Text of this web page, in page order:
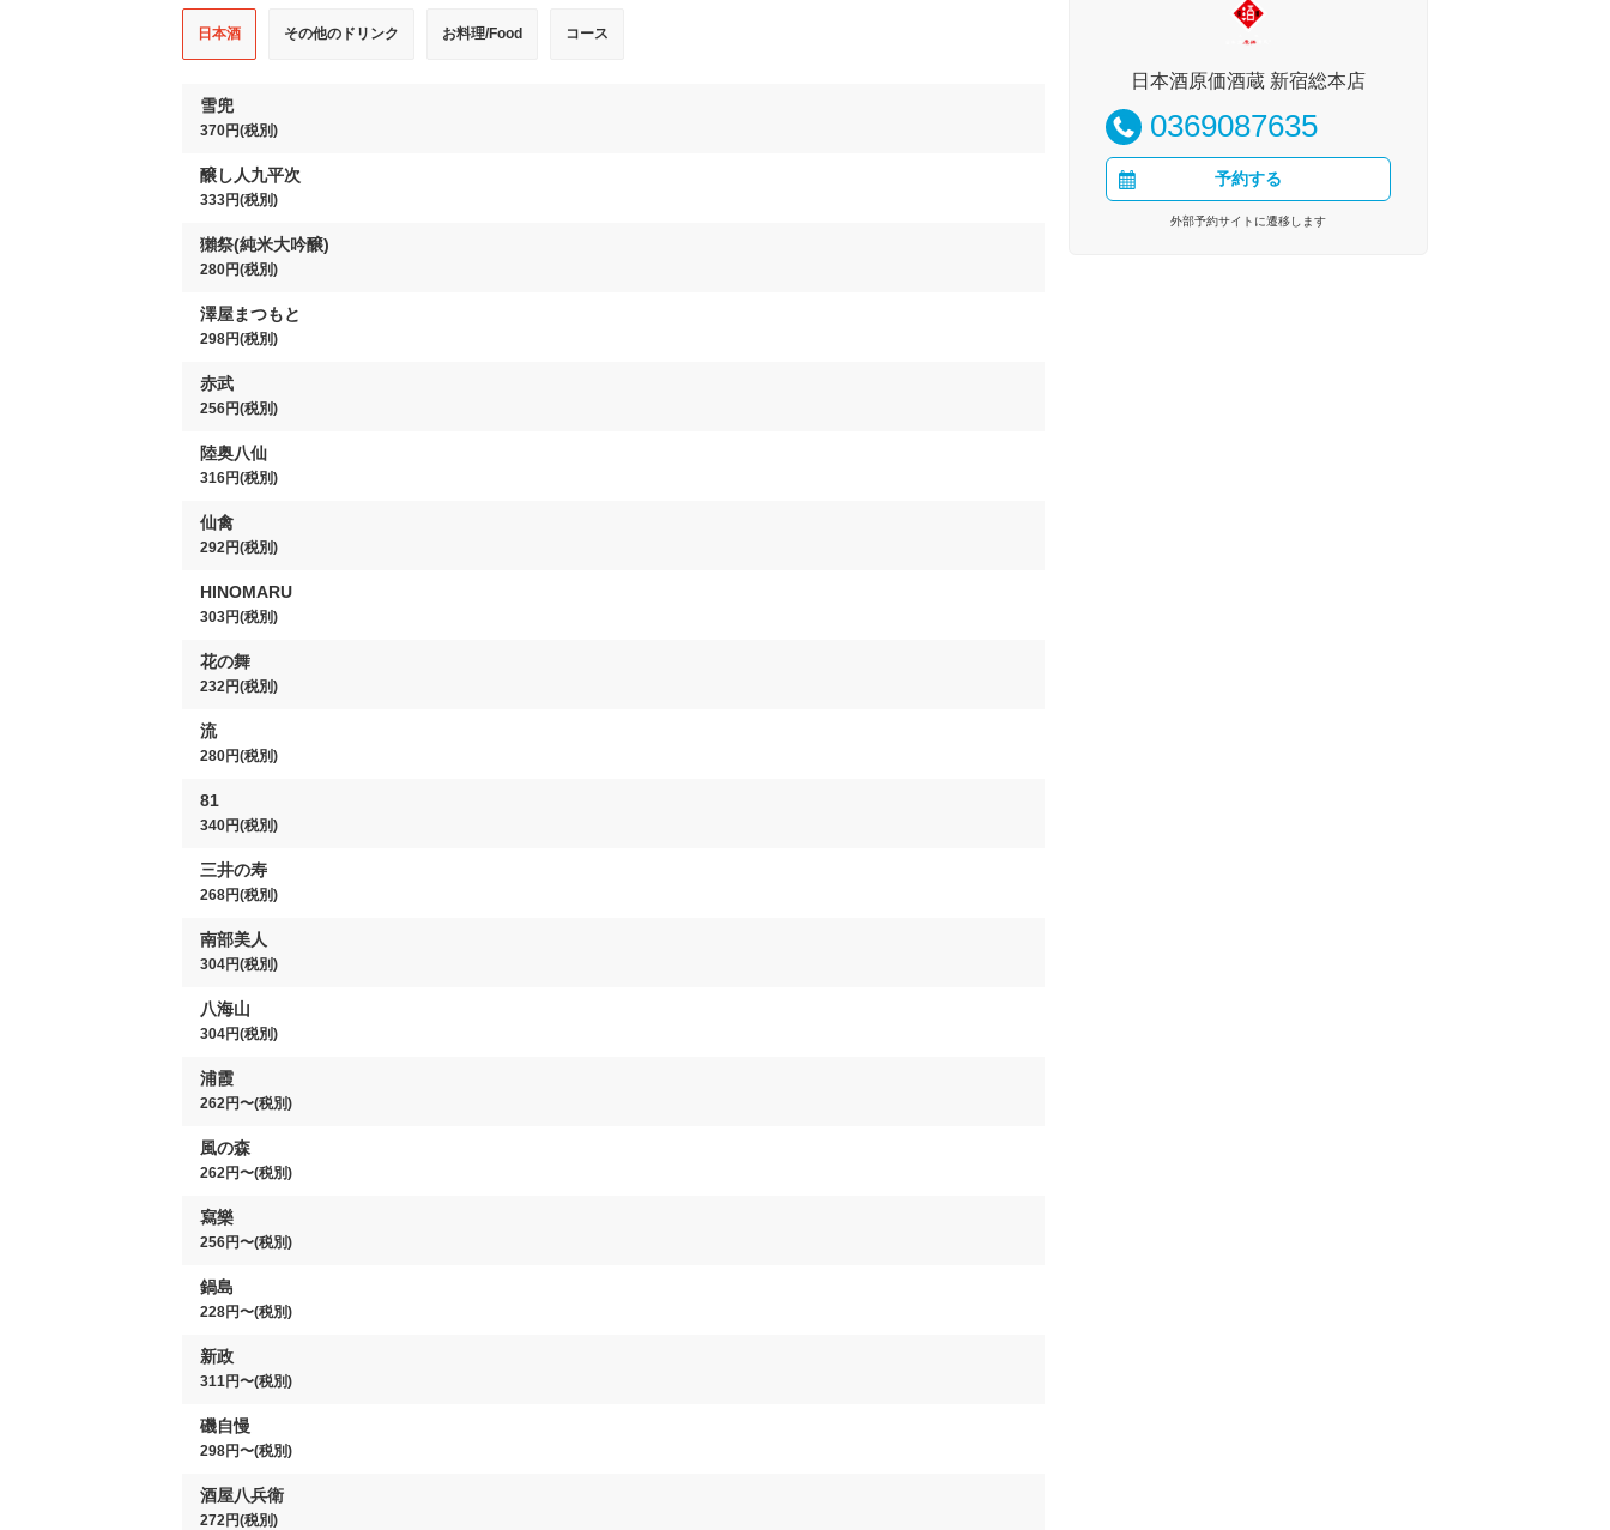
日本酒 その他のドリンク お料理/Food コース
雪兜
370円(税別)
醸し人九平次
333円(税別)
獺祭(純米大吟醸)
280円(税別)
澤屋まつもと
298円(税別)
赤武
256円(税別)
陸奥八仙
316円(税別)
仙禽
292円(税別)
HINOMARU
303円(税別)
花の舞
232円(税別)
流
280円(税別)
81
340円(税別)
三井の寿
268円(税別)
南部美人
304円(税別)
八海山
304円(税別)
浦霞
262円〜(税別)
風の森
262円〜(税別)
寫樂
256円〜(税別)
鍋島
228円〜(税別)
新政
311円〜(税別)
磯自慢
298円〜(税別)
酒屋八兵衛
272円(税別)
日本酒原価酒蔵 新宿総本店
0369087635
予約する
外部予約サイトに遷移します